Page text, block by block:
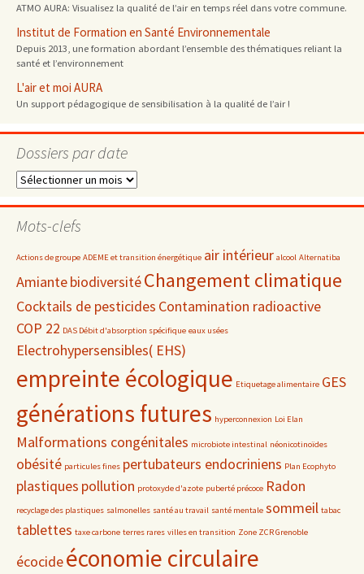
ATMO AURA: Visualisez la qualité de l’air en temps réel dans votre commune.
Institut de Formation en Santé Environnementale
Depuis 2013, une formation abordant l’ensemble des thématiques reliant la
santé et l’environnement
L'air et moi AURA
Un support pédagogique de sensibilisation à la qualité de l’air !
Dossiers par date
Dossiers
date
Mots-clefs
Actions de groupe ADEME et transition énergétique air intérieur alcool Alternatiba
AmiantebiodiversitéChangement climatique
Cocktails de pesticides Contamination radioactive
COP 22 DAS Débit d'absorption spécifique eaux usées
Electrohypersensibles( EHS)
empreinte écologique Etiquetage alimentaire GES
générations futures hyperconnexion Loi Elan
Malformations congénitales microbiote intestinal néonicotinoïdes
obésité particules fines pertubateurs endocriniens Plan Ecophyto
plastiques pollution protoxyde d'azote puberté précoce Radon
recyclage des plastiques salmonelles santé au travail santé mentale sommeil tabac
tablettes taxe carbone terres rares villes en transition Zone ZCR Grenoble
écocideéconomie circulaire